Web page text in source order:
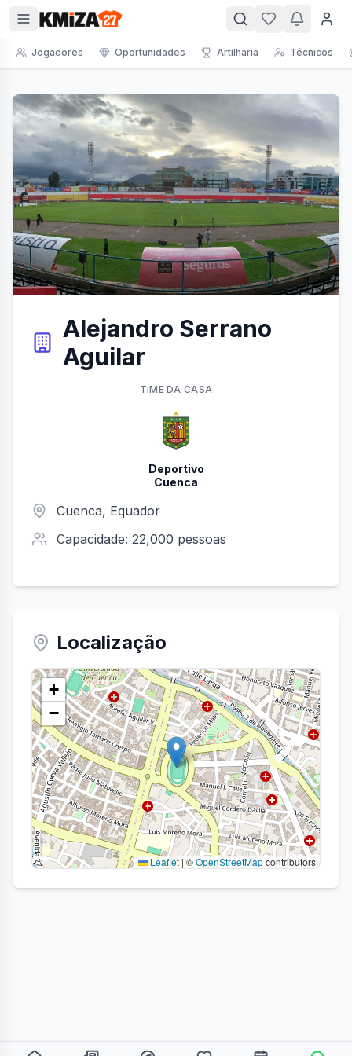
Jogadores Oportunidades Artilharia Técnicos
Alejandro Serrano
Aguilar
Cuenca, Equador
Capacidade: 22,000 pessoas
TIMEDA CASA
Deportivo
Cuenca
Localização
+
−
Leaflet|©OpenStreetMapcontributors